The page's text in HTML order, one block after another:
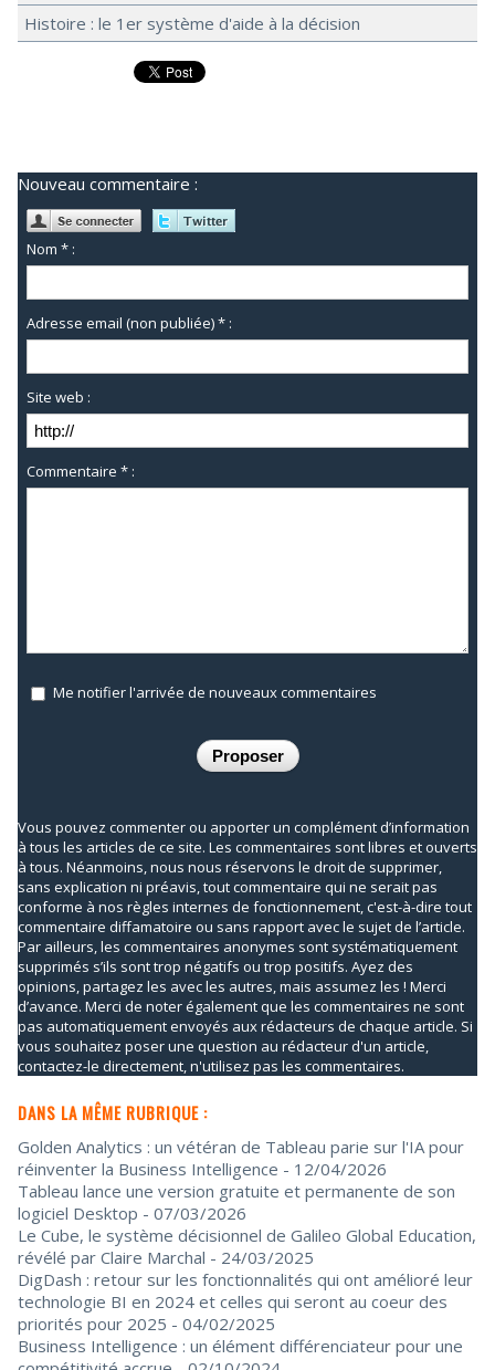
Histoire : le 1er système d'aide à la décision
Nouveau commentaire :
Nom * :
Adresse email (non publiée) * :
Site web :
Commentaire * :
Me notifier l'arrivée de nouveaux commentaires
Vous pouvez commenter ou apporter un complément d’information
à tous les articles de ce site. Les commentaires sont libres et ouverts
à tous. Néanmoins, nous nous réservons le droit de supprimer,
sans explication ni préavis, tout commentaire qui ne serait pas
conforme à nos règles internes de fonctionnement, c'est-à-dire tout
commentaire diffamatoire ou sans rapport avec le sujet de l’article.
Par ailleurs, les commentaires anonymes sont systématiquement
supprimés s’ils sont trop négatifs ou trop positifs. Ayez des
opinions, partagez les avec les autres, mais assumez les ! Merci
d’avance. Merci de noter également que les commentaires ne sont
pas automatiquement envoyés aux rédacteurs de chaque article. Si
vous souhaitez poser une question au rédacteur d'un article,
contactez-le directement, n'utilisez pas les commentaires.
DANS LA MÊME RUBRIQUE :
Golden Analytics : un vétéran de Tableau parie sur l'IA pour
réinventer la Business Intelligence - 12/04/2026
Tableau lance une version gratuite et permanente de son
logiciel Desktop - 07/03/2026
Le Cube, le système décisionnel de Galileo Global Education,
révélé par Claire Marchal - 24/03/2025
DigDash : retour sur les fonctionnalités qui ont amélioré leur
technologie BI en 2024 et celles qui seront au coeur des
priorités pour 2025 - 04/02/2025
Business Intelligence : un élément différenciateur pour une